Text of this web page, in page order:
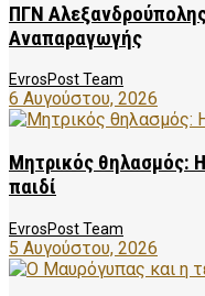
ΠΓΝ
Αναπαραγωγής
EvrosPost Team
6 Αυγούστου, 2026
Μητρικός θηλασμός:
παιδί
EvrosPost Team
5 Αυγούστου, 2026